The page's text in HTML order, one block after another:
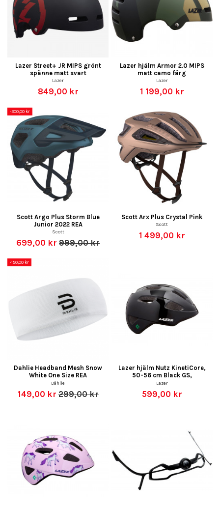
Lazer Street+ JR MIPS grönt
spänne matt svart
Lazer
849,00 kr
Lazer hjälm Armor 2.0 MIPS
matt camo färg
Lazer
1 199,00 kr
-300,00 kr
Scott Argo Plus Storm Blue
Junior 2022 REA
Scott
699,00 kr999,00 kr
Scott Arx Plus Crystal Pink
Scott
1 499,00 kr
-150,00 kr
Dahlie Headband Mesh Snow
White One Size REA
Dählie
149,00 kr299,00 kr
Lazer hjälm Nutz KinetiCore,
50-56 cm Black GS,
Lazer
599,00 kr